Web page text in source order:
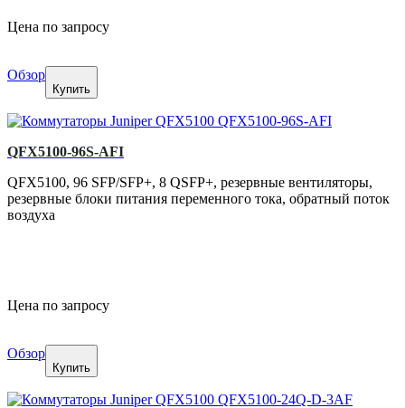
Цена по запросу
Обзор
Купить
QFX5100-96S-AFI
QFX5100, 96 SFP/SFP+, 8 QSFP+, резервные вентиляторы,
резервные блоки питания переменного тока, обратный поток
воздуха
Цена по запросу
Обзор
Купить